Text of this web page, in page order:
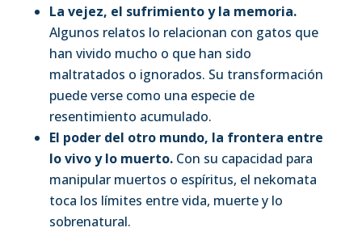
La vejez, el sufrimiento y la memoria.
Algunos relatos lo relacionan con gatos que
han vivido mucho o que han sido
maltratados o ignorados. Su transformación
puede verse como una especie de
resentimiento acumulado.
El poder del otro mundo, la frontera entre
lo vivo y lo muerto.Con su capacidad para
manipular muertos o espíritus, el nekomata
toca los límites entre vida, muerte y lo
sobrenatural.